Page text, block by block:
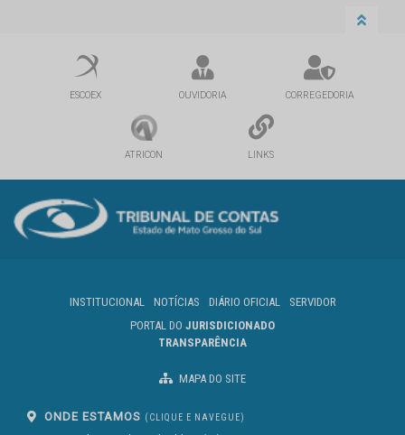
ESCOEX OUVIDORIA CORREGEDORIA
ATRICON LINKS
INSTITUCIONAL NOTÍCIAS DIÁRIO OFICIAL
SERVIDOR
PORTAL DO JURISDICIONADO
TRANSPARÊNCIA
MAPA DO SITE
ONDE ESTAMOS (CLIQUE E NAVEGUE)